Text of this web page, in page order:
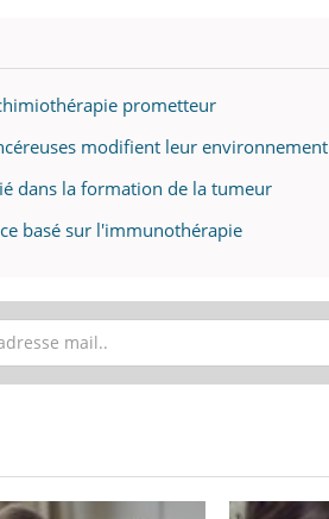
prometteur
modifient leur environnement
dans la formation de la tumeur
basé sur l'immunothérapie